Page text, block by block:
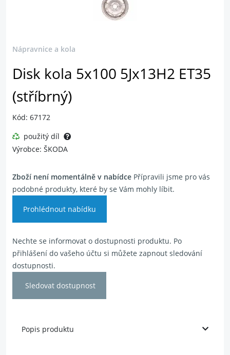
Nápravnice a kola
Disk kola 5x100 5Jx13H2 ET35
(stříbrný)
Kód: 67172
použitý díl
Výrobce: ŠKODA
Zboží není momentálně v nabídce Přípravili jsme pro vás
podobné produkty, které by se Vám mohly líbit.
Prohlédnout nabídku
Nechte se informovat o dostupnosti produktu. Po
přihlášení do vašeho účtu si můžete zapnout sledování
dostupnosti.
Sledovat dostupnost
Popis produktu